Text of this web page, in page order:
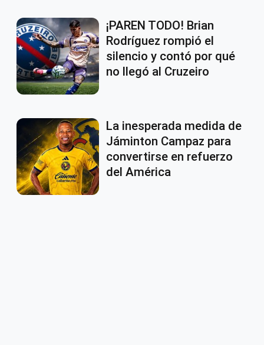
¡PAREN TODO! Brian
Rodríguez rompió el
silencio y contó por qué
no llegó al Cruzeiro
La inesperada medida de
Jáminton Campaz para
convertirse en refuerzo
del América